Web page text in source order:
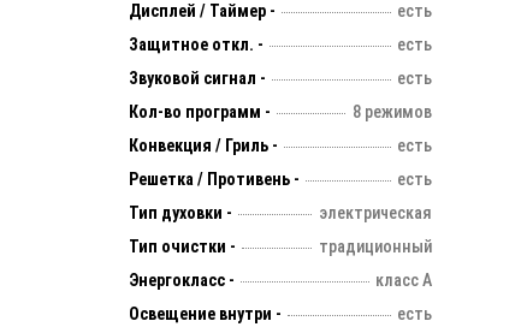
Дисплей / Таймер -
есть
Защитное откл. -
есть
Звуковой сигнал -
есть
Кол-во программ -
8 режимов
Конвекция / Гриль -
есть
Решетка / Противень -
есть
Тип духовки -
электрическая
Тип очистки -
традиционный
Энергокласс -
класс А
Освещение внутри -
есть